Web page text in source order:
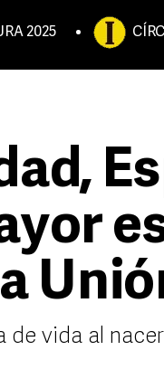
2025
de vida al